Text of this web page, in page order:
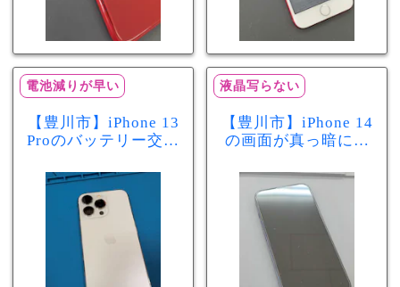
電池減りが早い
【豊川市】iPhone 13
Proのバッテリー交換
が早い症状も当日90
分で改善
液晶写らない
【豊川市】iPhone 14
の画面が真っ暗に…
修理！データそのま
まで復旧しました